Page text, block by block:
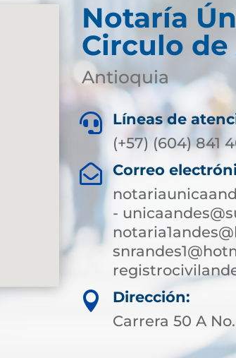
Notaría
Circulo de
Antioquia

Líneas de
(+57) (604) 841

Correo
-

Dirección:
Carrera 50 A